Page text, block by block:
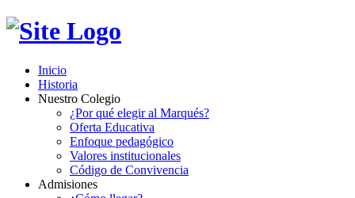
Inicio
Historia
Nuestro Colegio
¿Por qué elegir al Marqués?
Oferta Educativa
Enfoque pedagógico
Valores institucionales
Código de Convivencia
Admisiones